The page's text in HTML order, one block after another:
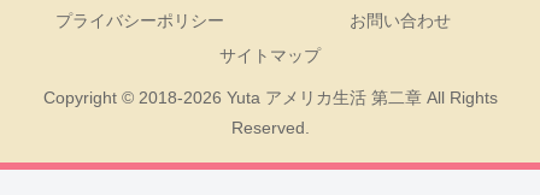
プライバシーポリシー
お問い合わせ
サイトマップ
Copyright © 2018-2026 Yuta アメリカ生活 第二章 All Rights
Reserved.